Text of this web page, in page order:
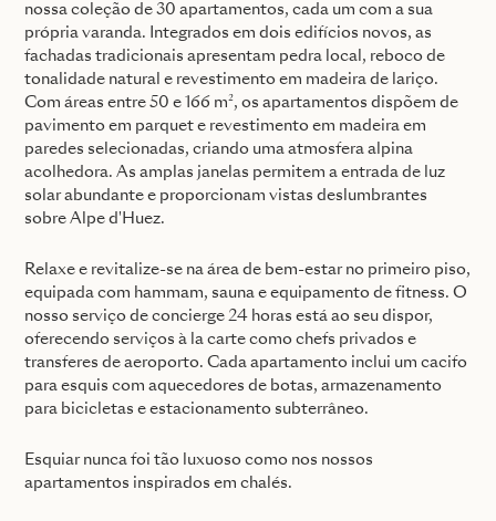
nossa coleção de 30 apartamentos, cada um com a sua
própria varanda. Integrados em dois edifícios novos, as
fachadas tradicionais apresentam pedra local, reboco de
tonalidade natural e revestimento em madeira de lariço.
Com áreas entre 50 e 166 m², os apartamentos dispõem de
pavimento em parquet e revestimento em madeira em
paredes selecionadas, criando uma atmosfera alpina
acolhedora. As amplas janelas permitem a entrada de luz
solar abundante e proporcionam vistas deslumbrantes
sobre Alpe d'Huez.
Relaxe e revitalize-se na área de bem-estar no primeiro piso,
equipada com hammam, sauna e equipamento de fitness. O
nosso serviço de concierge 24 horas está ao seu dispor,
oferecendo serviços à la carte como chefs privados e
transferes de aeroporto. Cada apartamento inclui um cacifo
para esquis com aquecedores de botas, armazenamento
para bicicletas e estacionamento subterrâneo.
Esquiar nunca foi tão luxuoso como nos nossos
apartamentos inspirados em chalés.